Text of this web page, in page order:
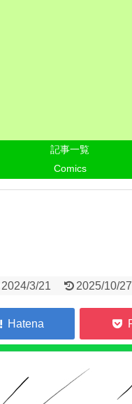
記事一覧
Comics
2024/3/21 2025/10/27